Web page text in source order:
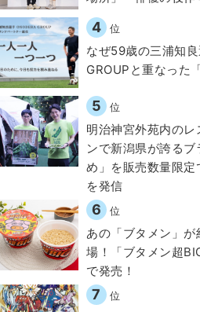
4 位
なぜ59歳の三浦知
GROUPと重なった
5 位
明治神宮外苑内の
ンで新潟県が誇る
め」を販売数量限定
を発信
6 位
あの「ブタメン」
場！「ブタメン超
で発売！
7 位